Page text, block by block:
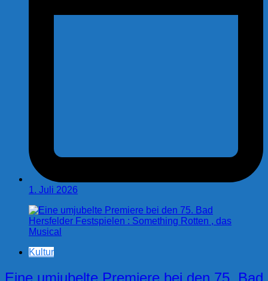
1. Juli 2026
Kultur
Eine umjubelte Premiere bei den 75. Bad